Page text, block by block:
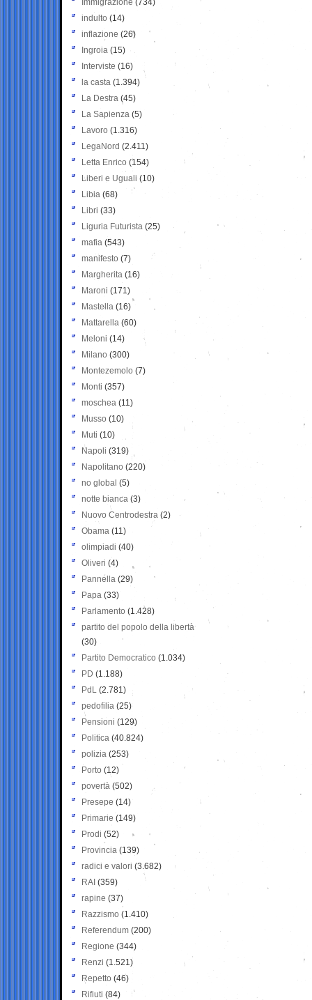
Immigrazione (734)
indulto (14)
inflazione (26)
Ingroia (15)
Interviste (16)
la casta (1.394)
La Destra (45)
La Sapienza (5)
Lavoro (1.316)
LegaNord (2.411)
Letta Enrico (154)
Liberi e Uguali (10)
Libia (68)
Libri (33)
Liguria Futurista (25)
mafia (543)
manifesto (7)
Margherita (16)
Maroni (171)
Mastella (16)
Mattarella (60)
Meloni (14)
Milano (300)
Montezemolo (7)
Monti (357)
moschea (11)
Musso (10)
Muti (10)
Napoli (319)
Napolitano (220)
no global (5)
notte bianca (3)
Nuovo Centrodestra (2)
Obama (11)
olimpiadi (40)
Oliveri (4)
Pannella (29)
Papa (33)
Parlamento (1.428)
partito del popolo della libertà
(30)
Partito Democratico (1.034)
PD (1.188)
PdL (2.781)
pedofilia (25)
Pensioni (129)
Politica (40.824)
polizia (253)
Porto (12)
povertà (502)
Presepe (14)
Primarie (149)
Prodi (52)
Provincia (139)
radici e valori (3.682)
RAI (359)
rapine (37)
Razzismo (1.410)
Referendum (200)
Regione (344)
Renzi (1.521)
Repetto (46)
Rifiuti (84)